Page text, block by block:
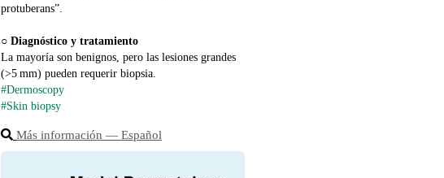
protuberans”.
○ Diagnóstico y tratamiento
La mayoría son benignos, pero las lesiones grandes
(>5 mm) pueden requerir biopsia.
#Dermoscopy
#Skin biopsy
Más información ― Español